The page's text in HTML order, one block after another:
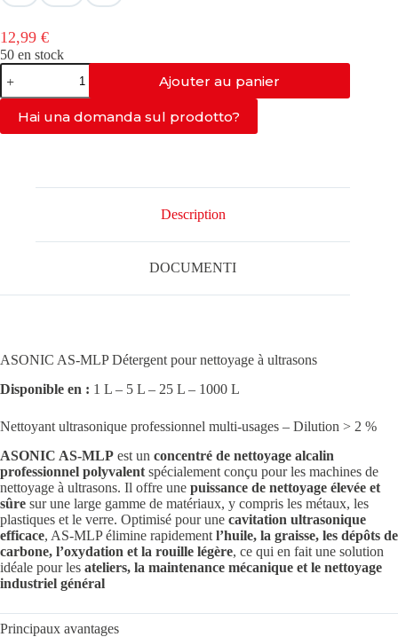
12,99 €
50 en stock
quantité
de
AS-
MLP
Ajouter au panier
Hai una domanda sul prodotto?
Description
DOCUMENTI
ASONIC AS-MLP Détergent pour nettoyage à ultrasons
Disponible en : 1 L – 5 L – 25 L – 1000 L
Nettoyant ultrasonique professionnel multi-usages – Dilution > 2 %
ASONIC AS-MLP est un concentré de nettoyage alcalin
professionnel polyvalent spécialement conçu pour les machines de
nettoyage à ultrasons. Il offre une puissance de nettoyage élevée et
sûre sur une large gamme de matériaux, y compris les métaux, les
plastiques et le verre. Optimisé pour une cavitation ultrasonique
efficace, AS-MLP élimine rapidement l’huile, la graisse, les dépôts de
carbone, l’oxydation et la rouille légère, ce qui en fait une solution
idéale pour les ateliers, la maintenance mécanique et le nettoyage
industriel général
Principaux avantages